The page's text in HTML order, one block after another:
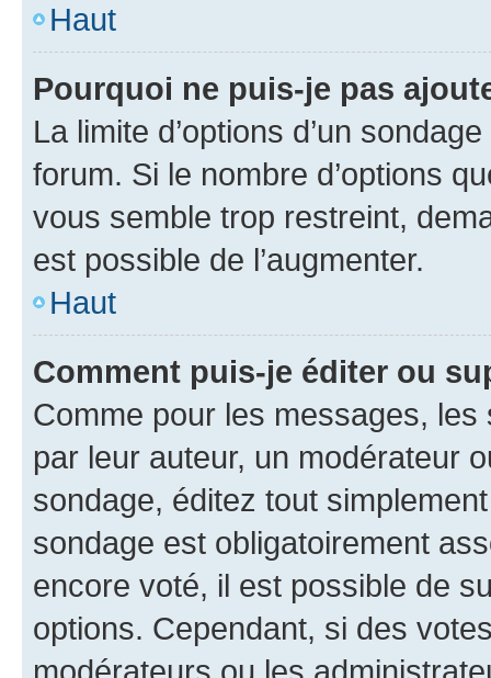
Haut
Pourquoi ne puis-je pas
La limite d’options d’un
forum. Si le nombre d’options
vous semble trop restreint,
est possible de l’augmenter.
Haut
Comment puis-je éditer ou
Comme pour les messages,
par leur auteur, un modérateur
sondage, éditez tout
sondage est obligatoirement
encore voté, il est possible de
options. Cependant, si des